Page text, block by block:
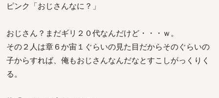
ピンク「おじさんなに？」
おじさん？まだギリ２０代なんだけど・・・ｗ。
その２人は章６か宙１ぐらいの見た目だからそのぐらいの
子からすれば、俺もおじさんなんだなとすこしがっくりく
る。